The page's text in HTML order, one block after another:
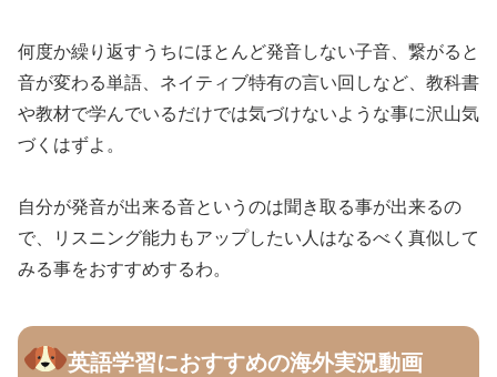
何度か繰り返すうちにほとんど発音しない子音、繋がると
音が変わる単語、ネイティブ特有の言い回しなど、教科書
や教材で学んでいるだけでは気づけないような事に沢山気
づくはずよ。
自分が発音が出来る音というのは聞き取る事が出来るの
で、リスニング能力もアップしたい人はなるべく真似して
みる事をおすすめするわ。
英語学習におすすめの海外実況動画